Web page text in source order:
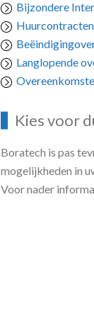
Bijzondere
Huurcontracten
Langlopende
Kies voor
Boratech is pas
mogelijkheden in
Voor nader